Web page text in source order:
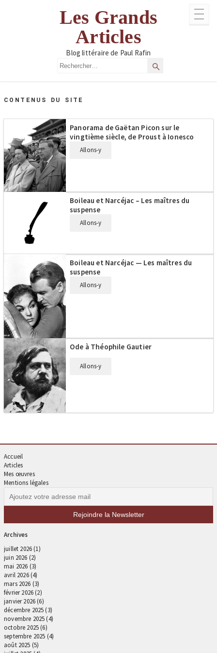
Les Grands
Articles
Blog littéraire de Paul Rafin
Rechercher Rechercher
CONTENUS DU SITE
Panorama de Gaëtan Picon sur le
vingtième siècle, de Proust à Ionesco
Allons-y
Boileau et Narcéjac – Les maîtres du
suspense
Allons-y
Boileau et Narcéjac — Les maîtres du
suspense
Allons-y
Ode à Théophile Gautier
Allons-y
Accueil
Articles
Mes œuvres
Mentions légales
Archives
juillet 2026(1)
juin 2026 (2)
mai 2026 (3)
avril 2026(4)
mars 2026 (3)
février 2026(2)
janvier 2026(6)
décembre 2025(3)
novembre 2025(4)
octobre 2025(6)
septembre 2025 (4)
août 2025 (5)